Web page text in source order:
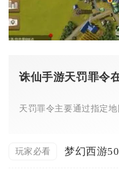
诛仙手游天罚罪令
玩家必看 梦幻西游